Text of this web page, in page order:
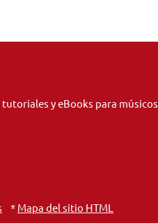
y eBooks para músicos
* Mapa del sitio HTML